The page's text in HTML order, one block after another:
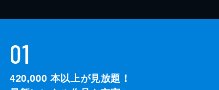
01
420,000 本以上が見放題！